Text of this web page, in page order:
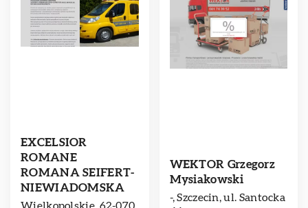
EXCELSIOR
ROMANE
ROMANA SEIFERT-
NIEWIADOMSKA
WEKTOR Grzegorz
Mysiakowski
-, Szczecin, ul. Santocka